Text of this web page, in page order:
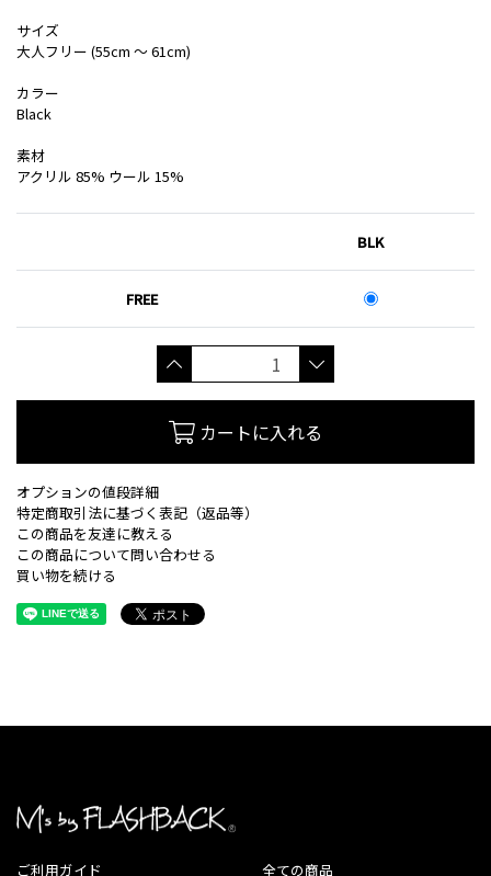
サイズ
大人フリー (55cm ～ 61cm)
カラー
Black
素材
アクリル 85% ウール 15%
BLK
FREE
カートに入れる
オプションの値段詳細
特定商取引法に基づく表記（返品等）
この商品を友達に教える
この商品について問い合わせる
買い物を続ける
ご利用ガイド 全ての商品